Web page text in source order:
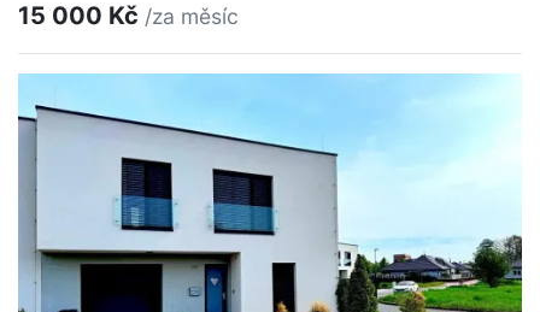
15 000 Kč /za měsíc